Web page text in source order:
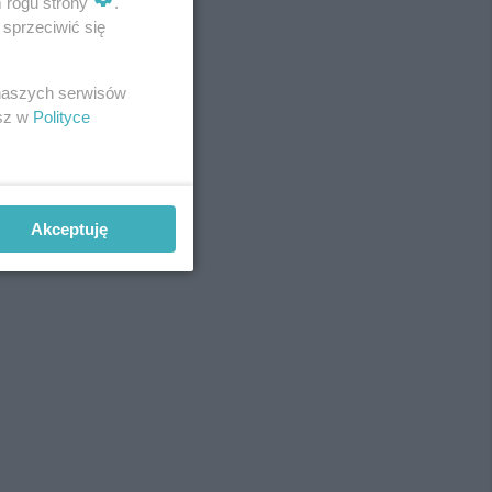
się
serwisów
w Polityce
Akceptuję